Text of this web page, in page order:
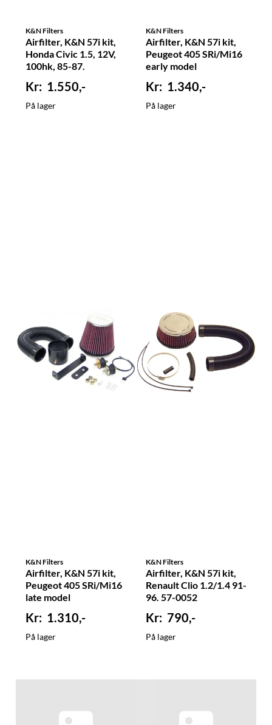
K&N Filters
Airfilter, K&N 57i kit,
Honda Civic 1.5, 12V,
100hk, 85-87.
1.550,-
På lager
K&N Filters
Airfilter, K&N 57i kit,
Peugeot 405 SRi/Mi16
early model
1.340,-
På lager
K&N Filters
Airfilter, K&N 57i kit,
Peugeot 405 SRi/Mi16
late model
1.310,-
På lager
K&N Filters
Airfilter, K&N 57i kit,
Renault Clio 1.2/1.4 91-
96. 57-0052
790,-
På lager